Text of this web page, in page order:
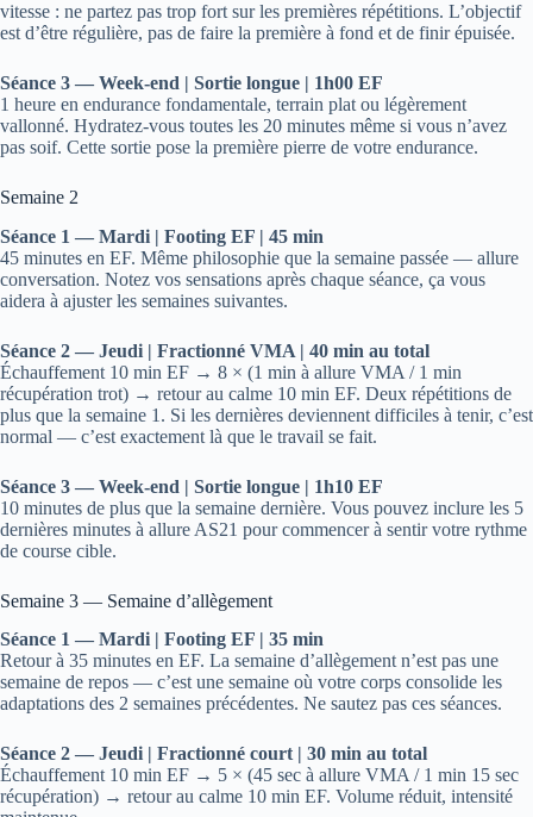
vitesse : ne partez pas trop fort sur les premières répétitions. L’objectif
est d’être régulière, pas de faire la première à fond et de finir épuisée.
Séance 3 — Week-end | Sortie longue | 1h00 EF
1 heure en endurance fondamentale, terrain plat ou légèrement
vallonné. Hydratez-vous toutes les 20 minutes même si vous n’avez
pas soif. Cette sortie pose la première pierre de votre endurance.
Semaine 2
Séance 1 — Mardi | Footing EF | 45 min
45 minutes en EF. Même philosophie que la semaine passée — allure
conversation. Notez vos sensations après chaque séance, ça vous
aidera à ajuster les semaines suivantes.
Séance 2 — Jeudi | Fractionné VMA | 40 min au total
Échauffement 10 min EF → 8 × (1 min à allure VMA / 1 min
récupération trot) → retour au calme 10 min EF. Deux répétitions de
plus que la semaine 1. Si les dernières deviennent difficiles à tenir, c’est
normal — c’est exactement là que le travail se fait.
Séance 3 — Week-end | Sortie longue | 1h10 EF
10 minutes de plus que la semaine dernière. Vous pouvez inclure les 5
dernières minutes à allure AS21 pour commencer à sentir votre rythme
de course cible.
Semaine 3 — Semaine d’allègement
Séance 1 — Mardi | Footing EF | 35 min
Retour à 35 minutes en EF. La semaine d’allègement n’est pas une
semaine de repos — c’est une semaine où votre corps consolide les
adaptations des 2 semaines précédentes. Ne sautez pas ces séances.
Séance 2 — Jeudi | Fractionné court | 30 min au total
Échauffement 10 min EF → 5 × (45 sec à allure VMA / 1 min 15 sec
récupération) → retour au calme 10 min EF. Volume réduit, intensité